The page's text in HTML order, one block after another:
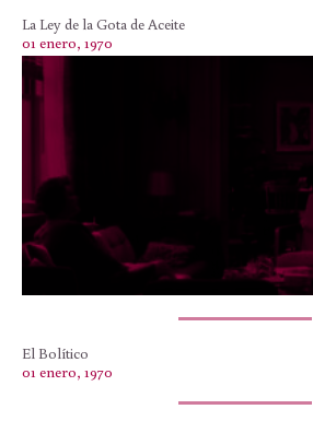
La Ley de la Gota de Aceite
01 enero, 1970
El Bolítico
01 enero, 1970